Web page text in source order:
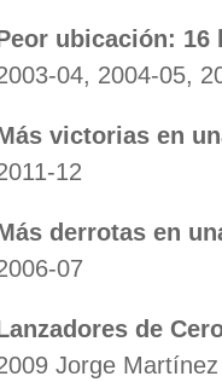
ubicación: 16
04, 2004-05,
victorias en
12
derrotas en
07
de
Jorge Martínez